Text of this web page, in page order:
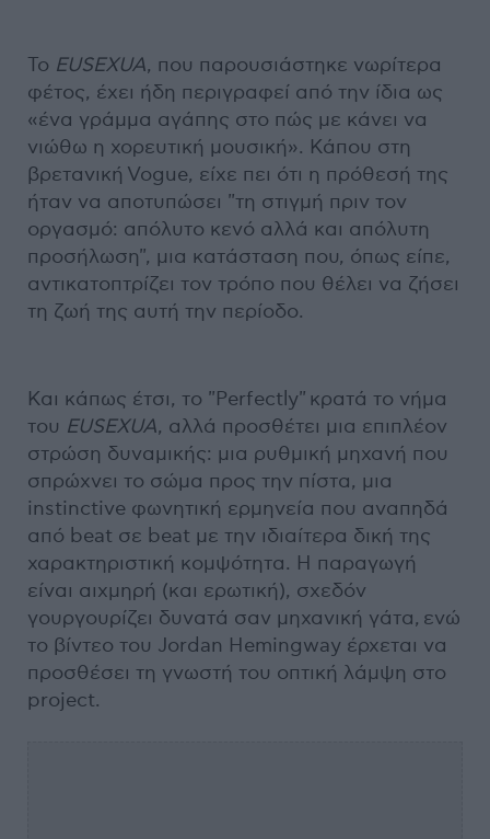
Το EUSEXUA, που παρουσιάστηκε νωρίτερα
φέτος, έχει ήδη περιγραφεί από την ίδια ως
«ένα γράμμα αγάπης στο πώς με κάνει να
νιώθω η χορευτική μουσική». Κάπου στη
βρετανική Vogue, είχε πει ότι η πρόθεσή της
ήταν να αποτυπώσει "τη στιγμή πριν τον
οργασμό: απόλυτο κενό αλλά και απόλυτη
προσήλωση", μια κατάσταση που, όπως είπε,
αντικατοπτρίζει τον τρόπο που θέλει να ζήσει
τη ζωή της αυτή την περίοδο.
Και κάπως έτσι, το "Perfectly" κρατά το νήμα
του EUSEXUA, αλλά προσθέτει μια επιπλέον
στρώση δυναμικής: μια ρυθμική μηχανή που
σπρώχνει το σώμα προς την πίστα, μια
instinctive φωνητική ερμηνεία που αναπηδά
από beat σε beat με την ιδιαίτερα δική της
χαρακτηριστική κομψότητα. Η παραγωγή
είναι αιχμηρή (και ερωτική), σχεδόν
γουργουρίζει δυνατά σαν μηχανική γάτα, ενώ
το βίντεο του Jordan Hemingway έρχεται να
προσθέσει τη γνωστή του οπτική λάμψη στο
project.